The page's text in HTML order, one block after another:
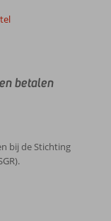
betalen
bij de Stichting